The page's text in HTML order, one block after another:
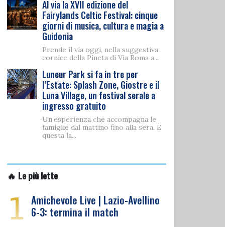
Al via la XVII edizione del
Fairylands Celtic Festival: cinque
giorni di musica, cultura e magia a
Guidonia
Prende il via oggi, nella suggestiva
cornice della Pineta di Via Roma a...
Luneur Park si fa in tre per
l’Estate: Splash Zone, Giostre e il
Luna Village, un festival serale a
ingresso gratuito
Un’esperienza che accompagna le
famiglie dal mattino fino alla sera. È
questa la...
🔥 Le più lette
1 Amichevole Live | Lazio-Avellino
6-3: termina il match